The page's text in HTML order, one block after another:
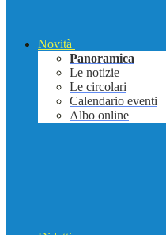
Novità
Panoramica
Le notizie
Le circolari
Calendario eventi
Albo online